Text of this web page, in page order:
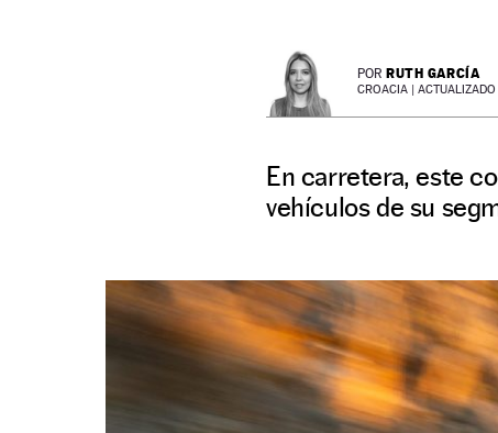
POR RUTH GARCÍA
CROACIA |
En carretera, este
vehículos de su